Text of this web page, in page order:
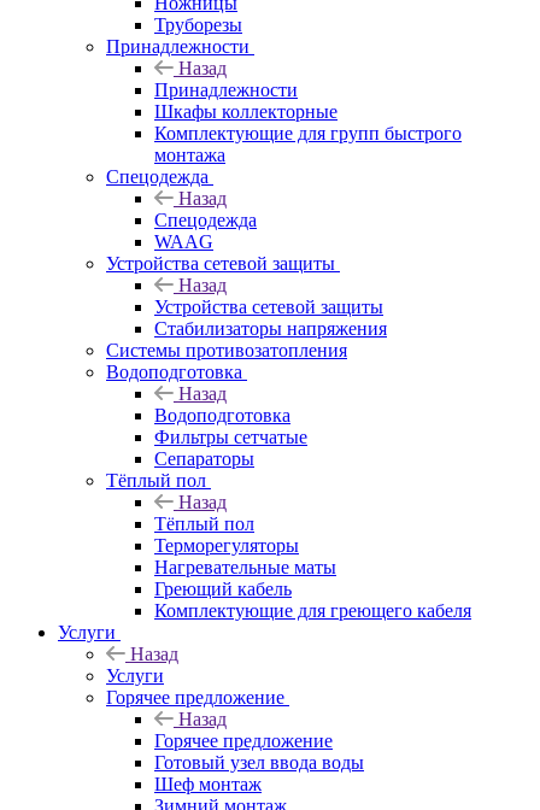
Труборезы
Принадлежности
Назад
Принадлежности
Шкафы коллекторные
Комплектующие для групп быстрого
монтажа
Спецодежда
Назад
Спецодежда
WAAG
Устройства сетевой защиты
Назад
Устройства сетевой защиты
Стабилизаторы напряжения
Системы противозатопления
Водоподготовка
Назад
Водоподготовка
Фильтры сетчатые
Сепараторы
Тёплый пол
Назад
Тёплый пол
Терморегуляторы
Нагревательные маты
Греющий кабель
Комплектующие для греющего кабеля
Услуги
Назад
Услуги
Горячее предложение
Назад
Горячее предложение
Готовый узел ввода воды
Шеф монтаж
Зимний монтаж